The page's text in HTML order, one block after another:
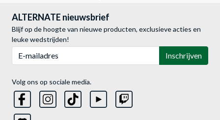
ALTERNATE nieuwsbrief
Blijf op de hoogte van nieuwe producten, exclusieve acties en
leuke wedstrijden!
Inschrijven
Volg ons op sociale media.